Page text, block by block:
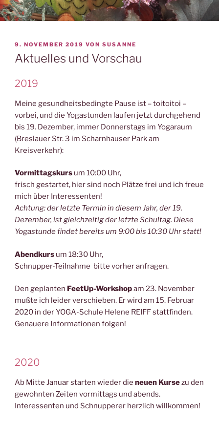
VERÖFFENTLICHT
AM
9. NOVEMBER 2019 VON SUSANNE
Aktuelles und Vorschau
2019
Meine gesundheitsbedingte Pause ist – toitoitoi –
vorbei, und die Yogastunden laufen jetzt durchgehend
bis 19. Dezember, immer Donnerstags im Yogaraum
(Breslauer Str. 3 im Scharnhauser Park am
Kreisverkehr):
Vormittagskurs um 10:00 Uhr,
frisch gestartet, hier sind noch Plätze frei und ich freue
mich über Interessenten!
Achtung: der letzte Termin in diesem Jahr, der 19.
Dezember, ist gleichzeitig der letzte Schultag. Diese
Yogastunde findet bereits um 9:00 bis 10:30 Uhr statt!
Abendkurs um 18:30 Uhr,
Schnupper-Teilnahme bitte vorher anfragen.
Den geplanten FeetUp-Workshopam 23. November
mußte ich leider verschieben. Er wird am 15. Februar
2020 in der YOGA-Schule Helene REIFF stattfinden.
Genauere Informationen folgen!
2020
Ab Mitte Januar starten wieder die neuen Kursezu den
gewohnten Zeiten vormittags und abends.
Interessenten und Schnupperer herzlich willkommen!